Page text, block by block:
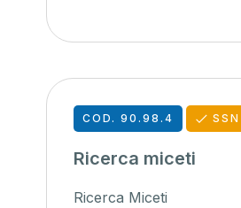
COD. 90.98.4 SSN
Ricerca miceti
Ricerca Miceti